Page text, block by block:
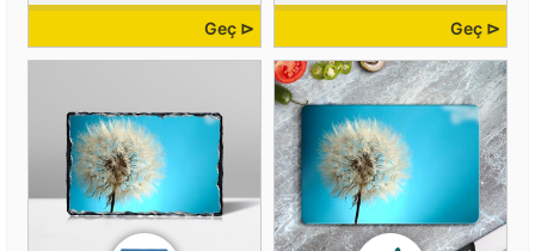
Geç ⊳ Geç ⊳